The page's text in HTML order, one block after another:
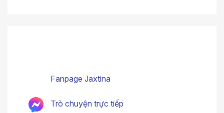
Fanpage Jaxtina
Trò chuyện trực tiếp